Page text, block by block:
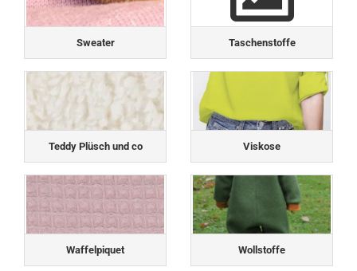
Sweater Taschenstoffe
Teddy Plüsch und co Viskose
Waffelpiquet Wollstoffe